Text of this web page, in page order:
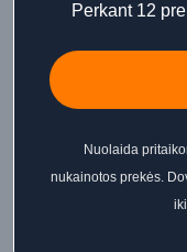
500 ml formatas yra
namuose, o stilingas
Kvapo natos:
🍊 Vidurinės natos:
🌳 Bazinės natos:
Perkant 12
Nuolaida
nukainotos prekės.